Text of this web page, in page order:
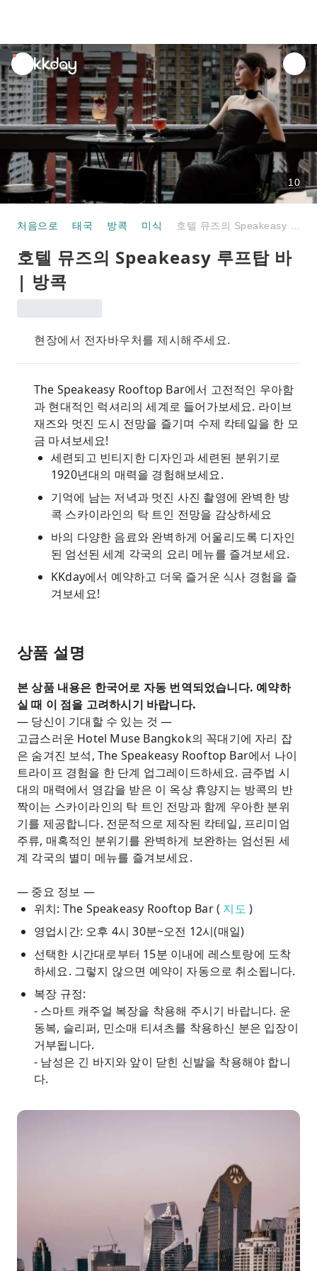
unread
notifications
10
처음으로 태국 방콕 미식
호텔 뮤즈의 Speakeasy 루프탑 바
| 방콕
현장에서 전자바우처를 제시해주세요.
The Speakeasy Rooftop Bar에서 고전적인 우아함
과 현대적인 럭셔리의 세계로 들어가보세요. 라이브
재즈와 멋진 도시 전망을 즐기며 수제 칵테일을 한 모
금 마셔보세요!
세련되고 빈티지한 디자인과 세련된 분위기로
1920년대의 매력을 경험해보세요.
기억에 남는 저녁과 멋진 사진 촬영에 완벽한 방
콕 스카이라인의 탁 트인 전망을 감상하세요
바의 다양한 음료와 완벽하게 어울리도록 디자인
된 엄선된 세계 각국의 요리 메뉴를 즐겨보세요.
KKday에서 예약하고 더욱 즐거운 식사 경험을 즐
겨보세요!
상품 설명
본 상품 내용은 한국어로 자동 번역되었습니다. 예약하
실 때 이 점을 고려하시기 바랍니다.
— 당신이 기대할 수 있는 것 —
고급스러운 Hotel Muse Bangkok의 꼭대기에 자리 잡
은 숨겨진 보석, The Speakeasy Rooftop Bar에서 나이
트라이프 경험을 한 단계 업그레이드하세요. 금주법 시
대의 매력에서 영감을 받은 이 옥상 휴양지는 방콕의 반
짝이는 스카이라인의 탁 트인 전망과 함께 우아한 분위
기를 제공합니다. 전문적으로 제작된 칵테일, 프리미엄
주류, 매혹적인 분위기를 완벽하게 보완하는 엄선된 세
계 각국의 별미 메뉴를 즐겨보세요.
— 중요 정보 —
위치: The Speakeasy Rooftop Bar ( 지도 )
영업시간: 오후 4시 30분~오전 12시(매일)
선택한 시간대로부터 15분 이내에 레스토랑에 도착
하세요. 그렇지 않으면 예약이 자동으로 취소됩니다.
복장 규정:
- 스마트 캐주얼 복장을 착용해 주시기 바랍니다. 운
동복, 슬리퍼, 민소매 티셔츠를 착용하신 분은 입장이
거부됩니다.
- 남성은 긴 바지와 앞이 닫힌 신발을 착용해야 합니
다.